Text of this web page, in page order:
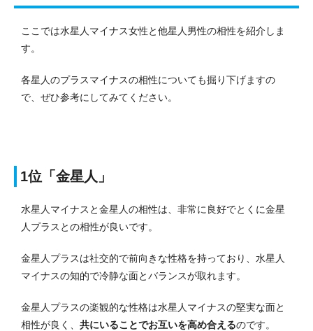
ここでは水星人マイナス女性と他星人男性の相性を紹介しま
す。
各星人のプラスマイナスの相性についても掘り下げますの
で、ぜひ参考にしてみてください。
1位「金星人」
水星人マイナスと金星人の相性は、非常に良好でとくに金星
人プラスとの相性が良いです。
金星人プラスは社交的で前向きな性格を持っており、水星人
マイナスの知的で冷静な面とバランスが取れます。
金星人プラスの楽観的な性格は水星人マイナスの堅実な面と
相性が良く、 共にいることでお互いを高め合えるのです。